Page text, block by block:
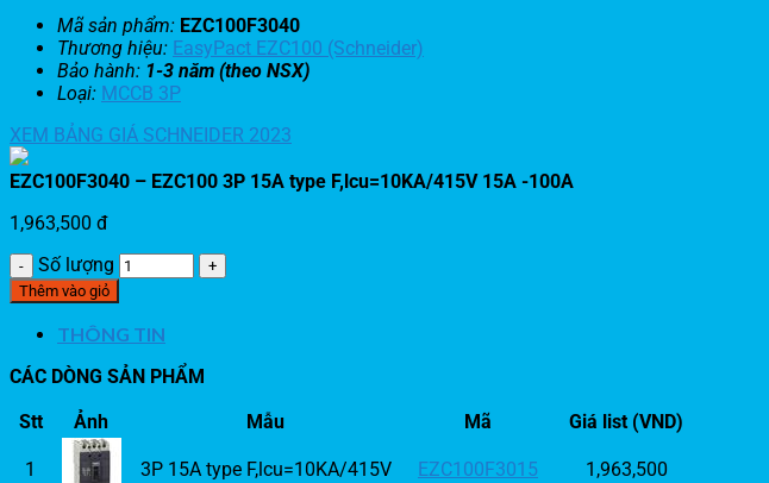
Mã sản phẩm: EZC100F3040
Thương hiệu: EasyPact EZC100 (Schneider)
Bảo hành: 1-3 năm (theo NSX)
Loại: MCCB 3P
XEM BẢNG GIÁ SCHNEIDER 2023
EZC100F3040 – EZC100 3P 15A type F,lcu=10KA/415V 15A -100A
1,963,500 đ
Số lượng
Thêm vào giỏ
THÔNG TIN
CÁC DÒNG SẢN PHẨM
Stt
Ảnh Mẫu Mã Giá list (VND)
1 3P 15A type F,lcu=10KA/415V EZC100F3015 1,963,500